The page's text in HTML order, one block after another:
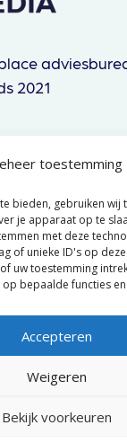
toestemming
bieden, gebruiken wij
je apparaat op te
met deze
of unieke ID's op
uw toestemming
bepaalde functies
Accepteren
Weigeren
Bekijk voorkeuren
2021